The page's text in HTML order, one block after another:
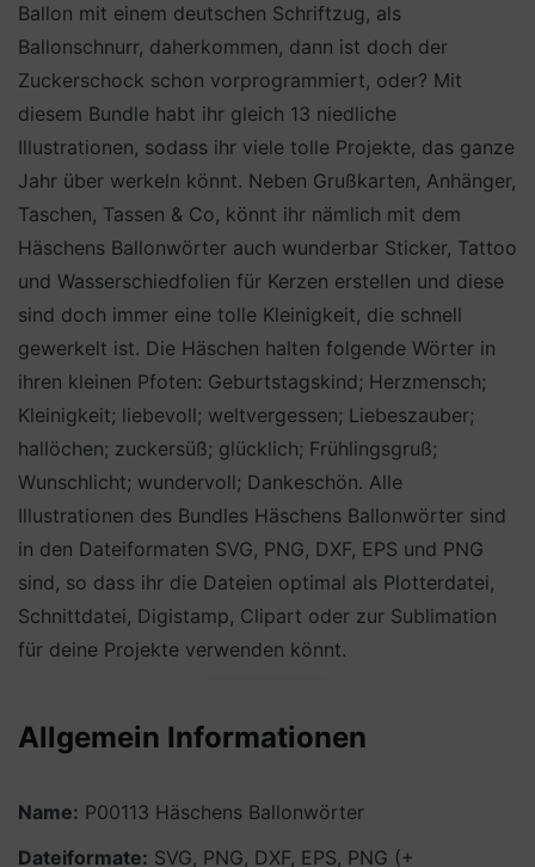
Ballon mit einem deutschen Schriftzug, als
Ballonschnurr, daherkommen, dann ist doch der
Zuckerschock schon vorprogrammiert, oder? Mit
diesem Bundle habt ihr gleich 13 niedliche
Illustrationen, sodass ihr viele tolle Projekte, das ganze
Jahr über werkeln könnt. Neben Grußkarten, Anhänger,
Taschen, Tassen & Co, könnt ihr nämlich mit dem
Häschens Ballonwörter auch wunderbar Sticker, Tattoo
und Wasserschiedfolien für Kerzen erstellen und diese
sind doch immer eine tolle Kleinigkeit, die schnell
gewerkelt ist. Die Häschen halten folgende Wörter in
ihren kleinen Pfoten: Geburtstagskind; Herzmensch;
Kleinigkeit; liebevoll; weltvergessen; Liebeszauber;
hallöchen; zuckersüß; glücklich; Frühlingsgruß;
Wunschlicht; wundervoll; Dankeschön. Alle
Illustrationen des Bundles Häschens Ballonwörter sind
in den Dateiformaten SVG, PNG, DXF, EPS und PNG
sind, so dass ihr die Dateien optimal als Plotterdatei,
Schnittdatei, Digistamp, Clipart oder zur Sublimation
für deine Projekte verwenden könnt.
Allgemein Informationen
Name: P00113 Häschens Ballonwörter
Dateiformate: SVG, PNG, DXF, EPS, PNG (+